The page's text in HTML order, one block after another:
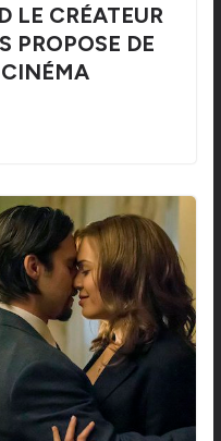
LE CRÉATEUR
PROPOSE DE